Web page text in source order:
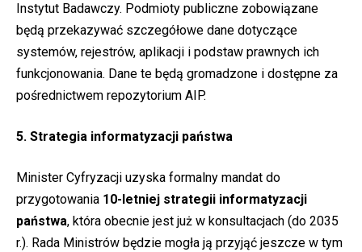
Instytut Badawczy. Podmioty publiczne zobowiązane
będą przekazywać szczegółowe dane dotyczące
systemów, rejestrów, aplikacji i podstaw prawnych ich
funkcjonowania. Dane te będą gromadzone i dostępne za
pośrednictwem repozytorium AIP.
5. Strategia informatyzacji państwa
Minister Cyfryzacji uzyska formalny mandat do
przygotowania 10-letniej strategii informatyzacji
państwa, która obecnie jest już w konsultacjach (do 2035
r.). Rada Ministrów będzie mogła ją przyjąć jeszcze w tym